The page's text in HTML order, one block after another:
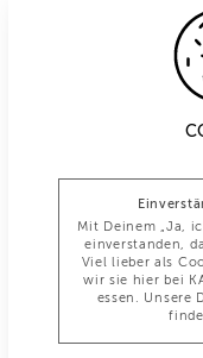
Mit Deinem „Ja,
einverstanden,
Viel lieber als
wir sie hier bei
essen. Unsere